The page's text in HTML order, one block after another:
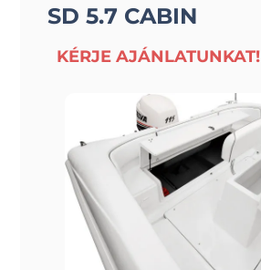
SD 5.7 CABIN
KÉRJE AJÁNLATUNKAT!